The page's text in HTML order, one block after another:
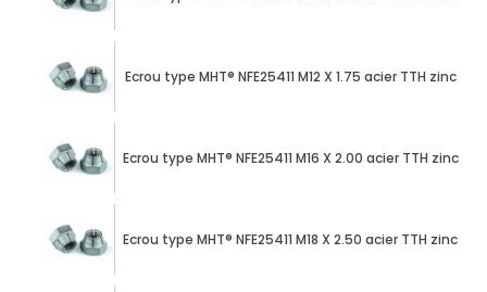
Ecrou type MHT® NFE25411 M12 X 1.75 acier TTH zinc
Ecrou type MHT® NFE25411 M16 X 2.00 acier TTH zinc
Ecrou type MHT® NFE25411 M18 X 2.50 acier TTH zinc